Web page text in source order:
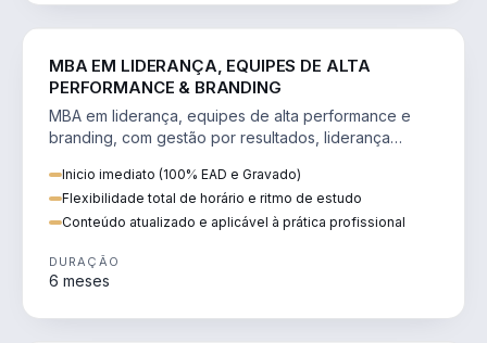
MBA EM LIDERANÇA, EQUIPES DE ALTA
PERFORMANCE & BRANDING
MBA em liderança, equipes de alta performance e
branding, com gestão por resultados, liderança
Inicio imediato (100% EAD e Gravado)
Flexibilidade total de horário e ritmo de estudo
Conteúdo atualizado e aplicável à prática profissional
DURAÇÃO
6 meses